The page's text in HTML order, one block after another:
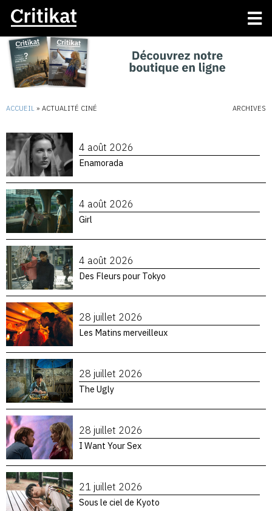
ACCUEIL » ACTUALITÉ CINÉ ARCHIVES
4 août 2026
Enamorada
4 août 2026
Girl
4 août 2026
Des Fleurs pour Tokyo
28 juillet 2026
Les Matins merveilleux
28 juillet 2026
The Ugly
28 juillet 2026
I Want Your Sex
21 juillet 2026
Sous le ciel de Kyoto